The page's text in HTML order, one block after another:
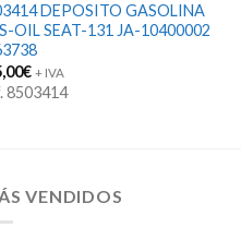
DEPOSITO GASOLINA
OIL SEAT-131 JA-10400002
€ + IVA
8503414
VENDIDOS